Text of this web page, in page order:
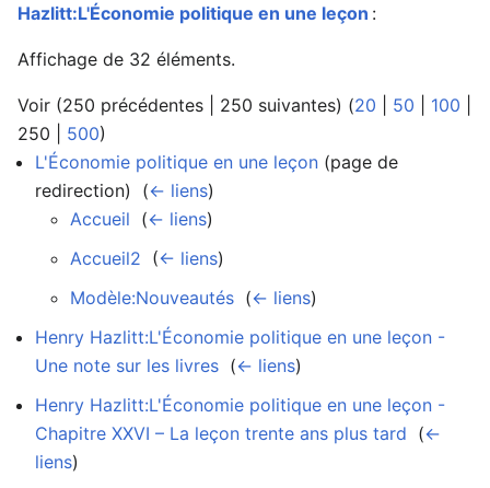
Hazlitt:L'Économie politique en une leçon :
Affichage de 32 éléments.
Voir (250 précédentes 250 suivantes) (20 50 100
250
500)
L'Économie politique en une leçon (page de
redirection) ‎ (← liens)
Accueil (← liens)
Accueil2 (← liens)
Modèle:Nouveautés (← liens)
Henry Hazlitt:L'Économie politique en une leçon -
Une note sur les livres (← liens)
Henry Hazlitt:L'Économie politique en une leçon -
Chapitre XXVI – La leçon trente ans plus tard (←
liens)